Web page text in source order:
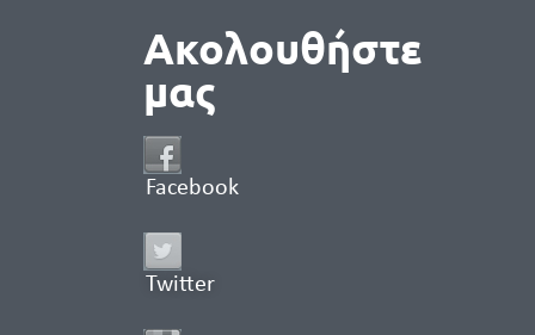
Ακολουθήστε
μας
Facebook
Twitter